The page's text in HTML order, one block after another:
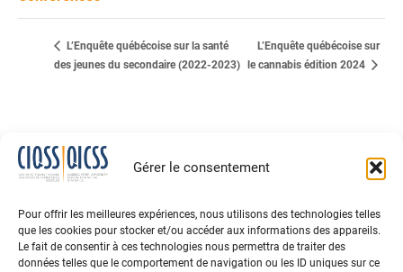
Gérer le consentement
Pour offrir les meilleures expériences, nous utilisons des technologies telles
que les cookies pour stocker et/ou accéder aux informations des appareils.
Le fait de consentir à ces technologies nous permettra de traiter des
données telles que le comportement de navigation ou les ID uniques sur ce
L’Enquête québécoise sur la santé
des jeunes du secondaire (2022-2023)
L’Enquête québécoise sur
le cannabis édition 2024